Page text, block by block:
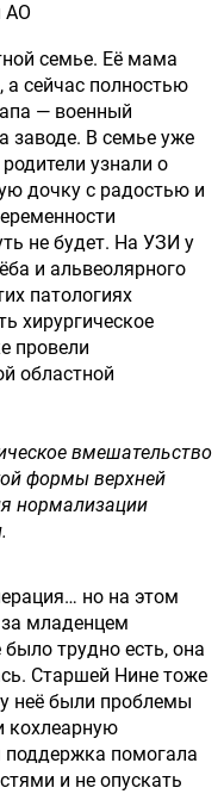
АО
семье. Её мама
а сейчас полностью
— военный
заводе. В семье уже
узнали о
дочку с радостью и
не будет. На УЗИ у
и альвеолярного
патологиях
хирургическое
провели
областной
вмешательство
формы верхней
нормализации
но на этом
младенцем
трудно есть, она
Старшей Нине тоже
неё были проблемы
кохлеарную
помогала
и не опускать